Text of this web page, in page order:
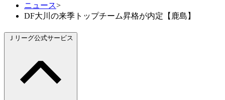
ニュース>
DF大川の来季トップチーム昇格が内定【鹿島】
Ｊリーグ公式サービス